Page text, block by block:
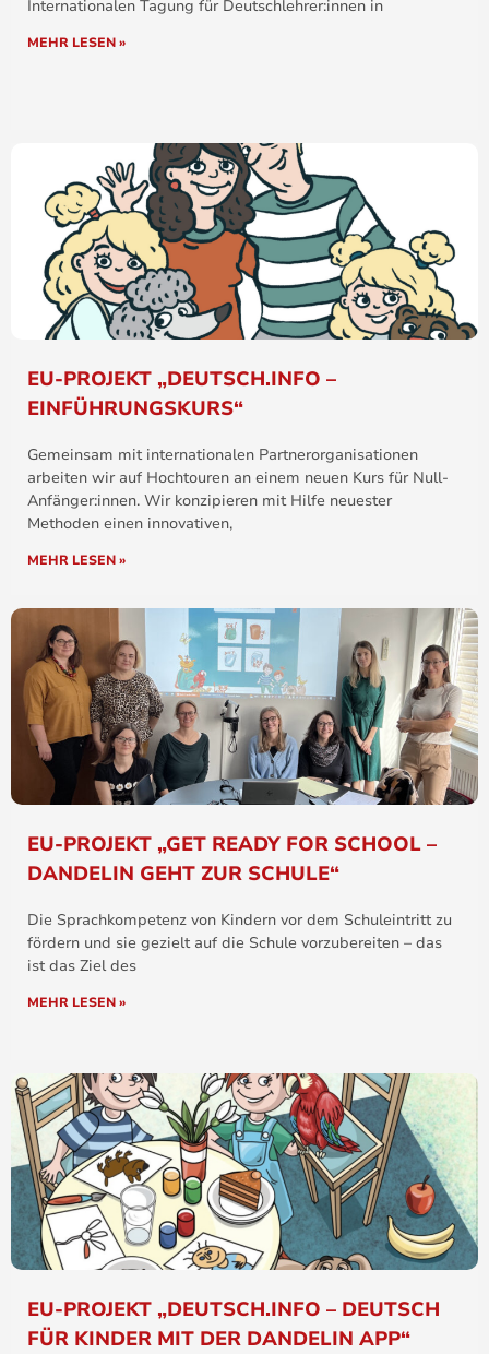
Internationalen Tagung für Deutschlehrer:innen in
MEHR LESEN »
EU-PROJEKT „DEUTSCH.INFO –
EINFÜHRUNGSKURS“
Gemeinsam mit internationalen Partnerorganisationen
arbeiten wir auf Hochtouren an einem neuen Kurs für Null-
Anfänger:innen. Wir konzipieren mit Hilfe neuester
Methoden einen innovativen,
MEHR LESEN »
EU-PROJEKT „GET READY FOR SCHOOL –
DANDELIN GEHT ZUR SCHULE“
Die Sprachkompetenz von Kindern vor dem Schuleintritt zu
fördern und sie gezielt auf die Schule vorzubereiten – das
ist das Ziel des
MEHR LESEN »
EU-PROJEKT „DEUTSCH.INFO – DEUTSCH
FÜR KINDER MIT DER DANDELIN APP“